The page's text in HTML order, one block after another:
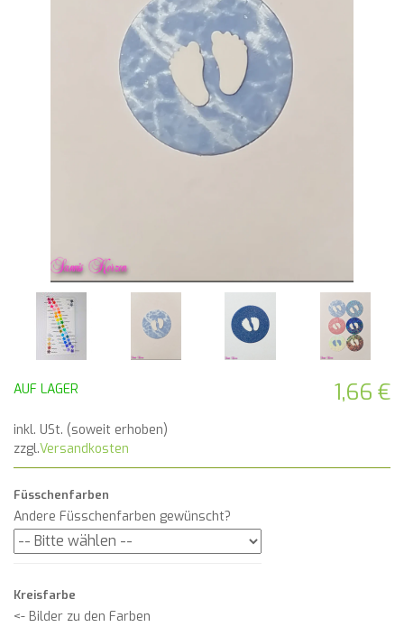
1,66 €
AUF LAGER
inkl. USt. (soweit erhoben)
zzgl.Versandkosten
Füsschenfarben
Andere Füsschenfarben gewünscht?
Kreisfarbe
<- Bilder zu den Farben